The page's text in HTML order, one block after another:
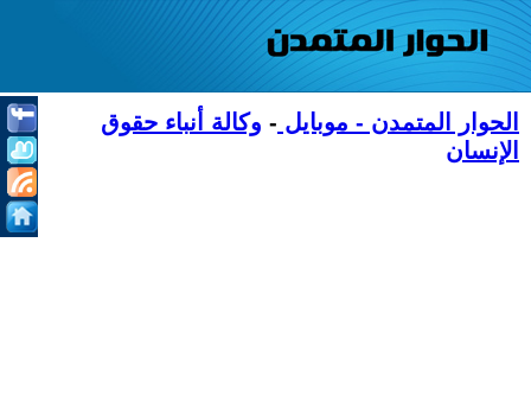
الحوار المتمدن - موبايل - وكالة أنباء حقوق
الإنسان